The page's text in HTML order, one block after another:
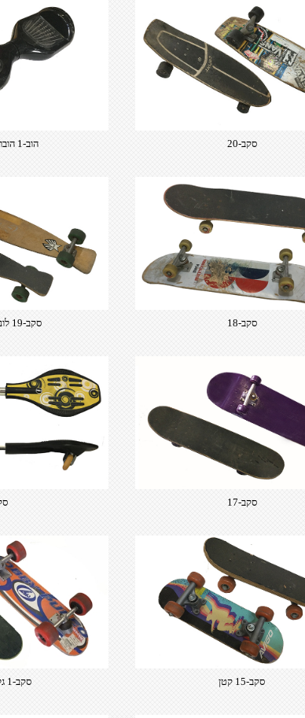
הוב-1 הוברבורד לא פעיל סקב-20
סקב-19 לונגבורד 120סמ סקב-18
סקב-17
סקב-1 גלגלים גדולים סקב-15 קטן